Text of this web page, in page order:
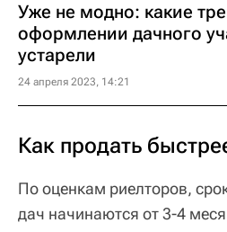
Уже не модно: какие
оформлении дачного
устарели
24 апреля 2023, 14:21
Как продать
По оценкам риелторов,
дач начинаются от 3-4